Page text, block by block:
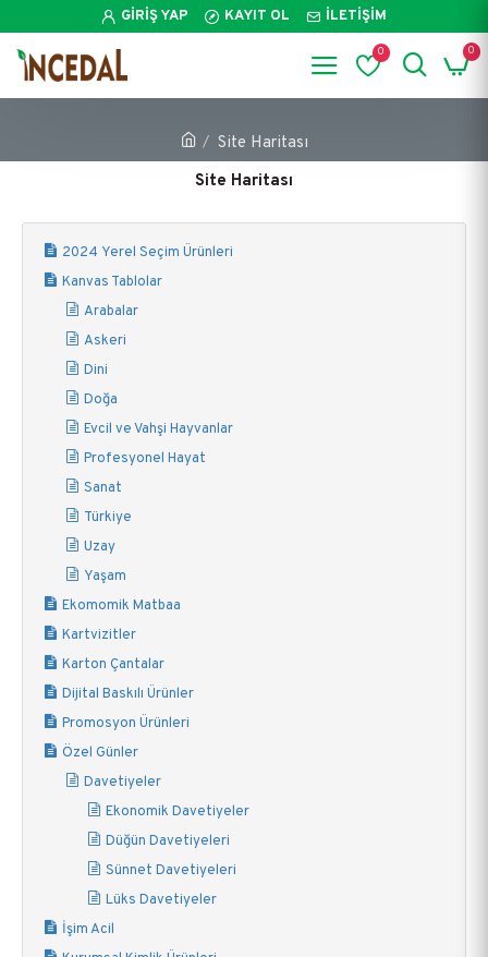
GIRIŞ YAP KAYIT OL İLETIŞIM
0 0
Site Haritası
Site Haritası
2024 Yerel Seçim Ürünleri
Kanvas Tablolar
Arabalar
Askeri
Dini
Doğa
Evcil ve Vahşi Hayvanlar
Profesyonel Hayat
Sanat
Türkiye
Uzay
Yaşam
Ekomomik Matbaa
Kartvizitler
Karton Çantalar
Dijital Baskılı Ürünler
Promosyon Ürünleri
Özel Günler
Davetiyeler
Ekonomik Davetiyeler
Düğün Davetiyeleri
Sünnet Davetiyeleri
Lüks Davetiyeler
İşim Acil